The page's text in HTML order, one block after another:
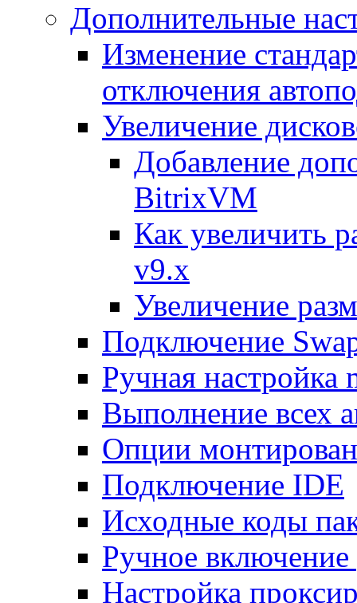
Дополнительные
Изменение
отключения
Увеличение
Добавление
BitrixVM
Как увеличить
v9.x
Увеличение
Подключение
Ручная настройка
Выполнение всех
Опции
Подключение IDE
Исходные коды
Ручное
Настройка